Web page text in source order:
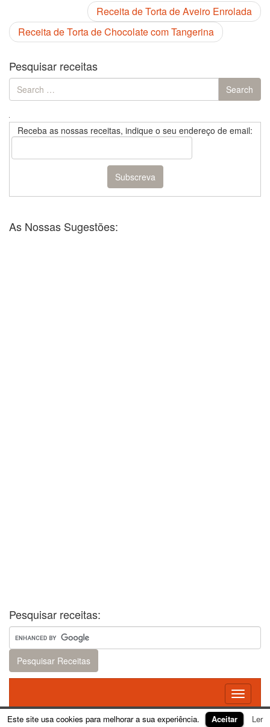
Receita de Torta de Aveiro Enrolada
Receita de Torta de Chocolate com Tangerina
Pesquisar receitas
Search
for:
Search
Receba as nossas receitas, indique o seu endereço de email:
As Nossas Sugestões:
Pesquisar receitas:
Toggle
Este site usa cookies para melhorar a sua experiência. Aceitar Ler